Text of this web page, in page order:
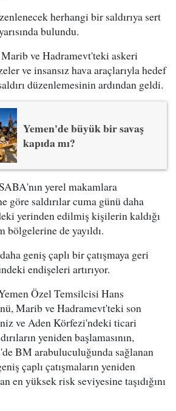
herhangi bir saldırıya sert
bulundu.
ve Hadramevt'teki askeri
ve insansız hava araçlarıyla hedef
düzenlemesinin ardından geldi.
Yemen'de büyük bir savaş
kapıda mı?
yerel makamlara
göre saldırılar cuma günü daha
yerinden edilmiş kişilerin kaldığı
bölgelerine de yayıldı.
geniş çaplı bir çatışmaya geri
endişeleri artırıyor.
Özel Temsilcisi Hans
Marib ve Hadramevt'teki son
ve Aden Körfezi'ndeki ticari
yeniden başlamasının,
BM arabuluculuğunda sağlanan
çaplı çatışmaların yeniden
en yüksek risk seviyesine taşıdığını